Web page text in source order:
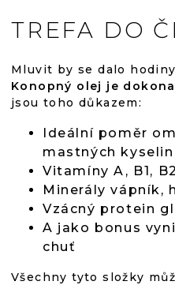
TREFA DO
Mluvit by se dalo
Konopný olej je
jsou toho důkazem:
Ideální poměr
mastných kyselin
Vitamíny A, B1,
Minerály vápník,
Vzácný protein
A jako bonus
chuť
Všechny tyto složky